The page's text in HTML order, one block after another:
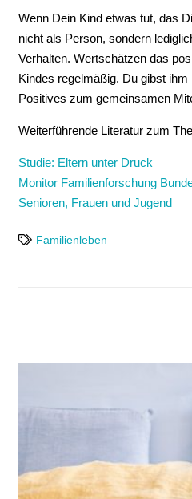
Wenn Dein Kind etwas tut, das
nicht als Person, sondern
Verhalten. Wertschätzen das
Kindes regelmäßig. Du gibst
Positives zum gemeinsamen
Weiterführende Literatur zum
Studie: Eltern unter Druck
Monitor Familienforschung
Senioren, Frauen und Jugend
Familienleben